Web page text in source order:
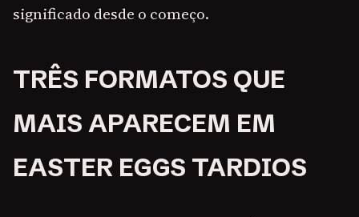
significado desde o começo.
TRÊS FORMATOS QUE
MAIS APARECEM EM
EASTER EGGS TARDIOS